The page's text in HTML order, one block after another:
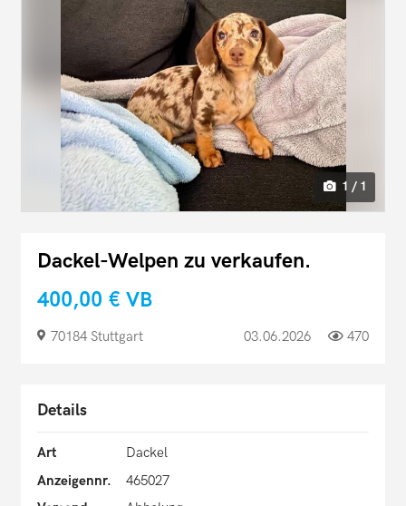
1 / 1
Dackel-Welpen zu verkaufen.
400,00 € VB
70184 Stuttgart 03.06.2026 470
Details
Art
Dackel
Anzeigennr.
465027